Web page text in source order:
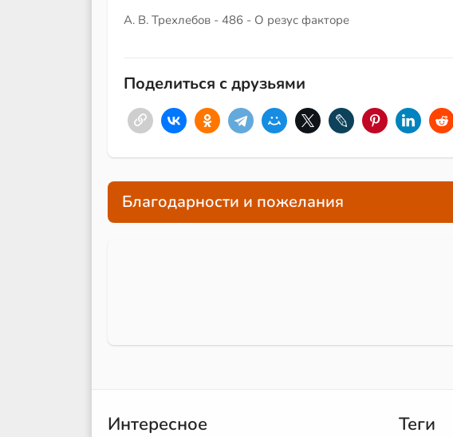
А. В. Трехлебов - 486 - О резус факторе
Поделиться с друзьями
Благодарности и пожелания
Интересное Теги